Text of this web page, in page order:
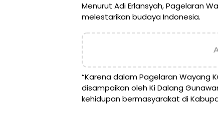
Menurut Adi Erlansyah, Pagelaran
melestarikan budaya Indonesia.
“Karena dalam Pagelaran Wayang
disampaikan oleh Ki Dalang
kehidupan bermasyarakat di